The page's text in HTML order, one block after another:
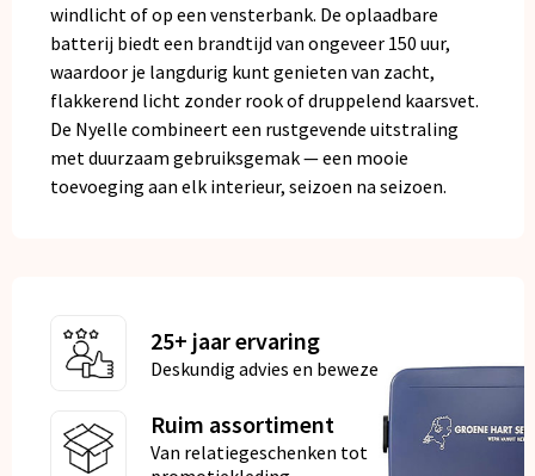
windlicht of op een vensterbank. De oplaadbare
batterij biedt een brandtijd van ongeveer 150 uur,
waardoor je langdurig kunt genieten van zacht,
flakkerend licht zonder rook of druppelend kaarsvet.
De Nyelle combineert een rustgevende uitstraling
met duurzaam gebruiksgemak — een mooie
toevoeging aan elk interieur, seizoen na seizoen.
25+ jaar ervaring
Deskundig advies en bewezen kwaliteit
Ruim assortiment
Van relatiegeschenken tot